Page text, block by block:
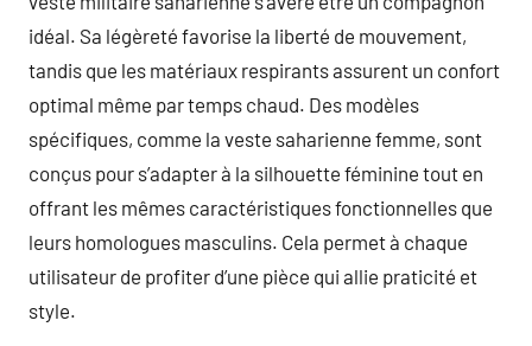
idéal. Sa légèreté favorise la liberté de mouvement,
tandis que les matériaux respirants assurent un confort
optimal même par temps chaud. Des modèles
spécifiques, comme la veste saharienne femme, sont
conçus pour s’adapter à la silhouette féminine tout en
offrant les mêmes caractéristiques fonctionnelles que
leurs homologues masculins. Cela permet à chaque
utilisateur de profiter d’une pièce qui allie praticité et
style.